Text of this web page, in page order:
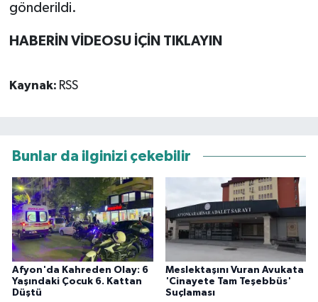
gönderildi.
HABERİN VİDEOSU İÇİN TIKLAYIN
Kaynak: RSS
Bunlar da ilginizi çekebilir
Afyon'da Kahreden Olay: 6
Yaşındaki Çocuk 6. Kattan
Düştü
Meslektaşını Vuran Avukata
'Cinayete Tam Teşebbüs'
Suçlaması